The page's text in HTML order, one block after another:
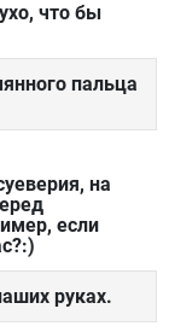
что бы
пальца
на
если
руках.